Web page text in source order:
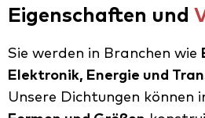
Eigenschaften und
Sie werden in Branchen wie
Elektronik, Energie und
Unsere Dichtungen können